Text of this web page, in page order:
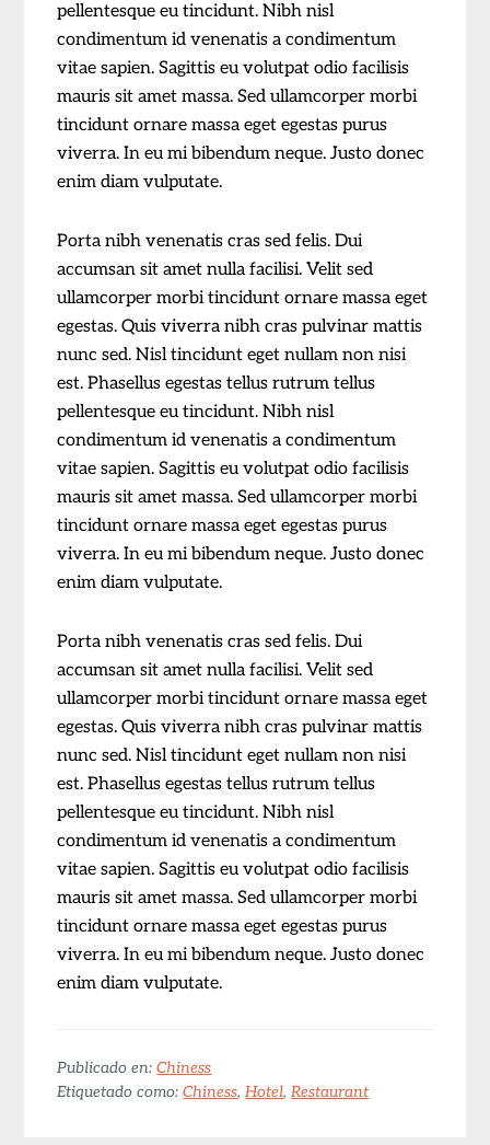
pellentesque eu tincidunt. Nibh nisl
condimentum id venenatis a condimentum
vitae sapien. Sagittis eu volutpat odio facilisis
mauris sit amet massa. Sed ullamcorper morbi
tincidunt ornare massa eget egestas purus
viverra. In eu mi bibendum neque. Justo donec
enim diam vulputate.
Porta nibh venenatis cras sed felis. Dui
accumsan sit amet nulla facilisi. Velit sed
ullamcorper morbi tincidunt ornare massa eget
egestas. Quis viverra nibh cras pulvinar mattis
nunc sed. Nisl tincidunt eget nullam non nisi
est. Phasellus egestas tellus rutrum tellus
pellentesque eu tincidunt. Nibh nisl
condimentum id venenatis a condimentum
vitae sapien. Sagittis eu volutpat odio facilisis
mauris sit amet massa. Sed ullamcorper morbi
tincidunt ornare massa eget egestas purus
viverra. In eu mi bibendum neque. Justo donec
enim diam vulputate.
Porta nibh venenatis cras sed felis. Dui
accumsan sit amet nulla facilisi. Velit sed
ullamcorper morbi tincidunt ornare massa eget
egestas. Quis viverra nibh cras pulvinar mattis
nunc sed. Nisl tincidunt eget nullam non nisi
est. Phasellus egestas tellus rutrum tellus
pellentesque eu tincidunt. Nibh nisl
condimentum id venenatis a condimentum
vitae sapien. Sagittis eu volutpat odio facilisis
mauris sit amet massa. Sed ullamcorper morbi
tincidunt ornare massa eget egestas purus
viverra. In eu mi bibendum neque. Justo donec
enim diam vulputate.
Publicado en:Chiness
Etiquetado como:Chiness,Hotel,Restaurant